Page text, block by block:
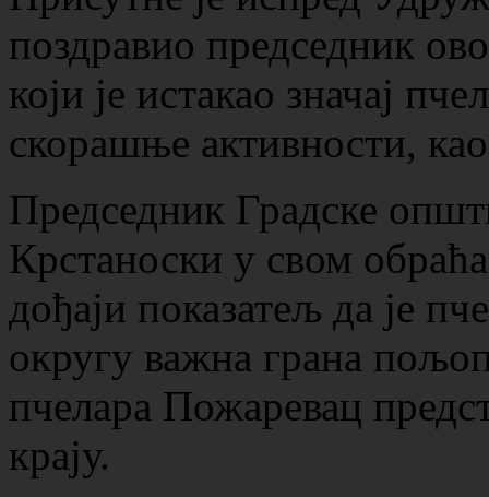
поздравио председник
који је истакао значај
скорашње активности,
Председник Градске
Крстаноски у свом
дођаји показатељ да је
округу важна грана
пчелара Пожаревац
крају.